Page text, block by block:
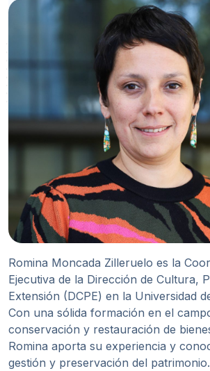
Romina Moncada Zilleruelo es la
Ejecutiva de la Dirección de Cultura,
Extensión (DCPE) en la Universidad
Con una sólida formación en el
conservación y restauración de
Romina aporta su experiencia y
gestión y preservación del patrimonio.